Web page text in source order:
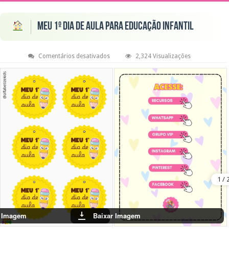
Meu 1º Dia de Aula para Educação Infantil
Comentários desativadosem
1º
Aula
para
Educação
Infantil
2,324 Visualizações
Baixar Imagem